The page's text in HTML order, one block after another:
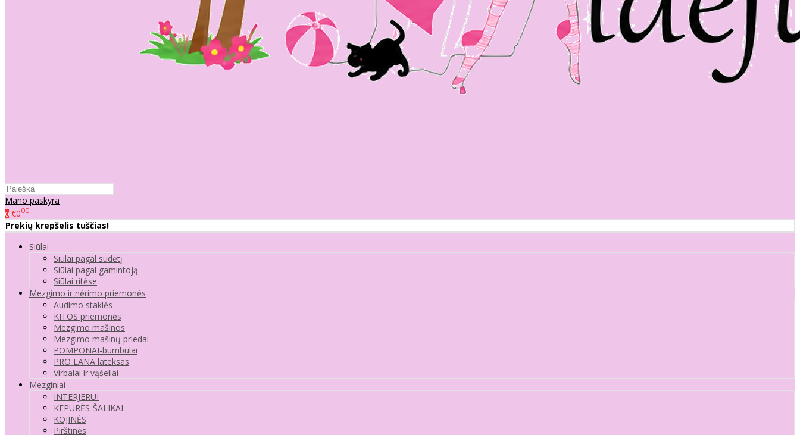
Mano paskyra
0 €000
Prekių krepšelis tuščias!
Siūlai
Siūlai pagal sudėtį
Siūlai pagal gamintoją
Siūlai ritėse
Mezgimo ir nėrimo priemonės
Audimo staklės
KITOS priemonės
Mezgimo mašinos
Mezgimo mašinų priedai
POMPONAI-bumbulai
PRO LANA lateksas
Virbalai ir vąšeliai
Mezginiai
INTERJERUI
KEPURĖS-ŠALIKAI
KOJINĖS
Pirštinės